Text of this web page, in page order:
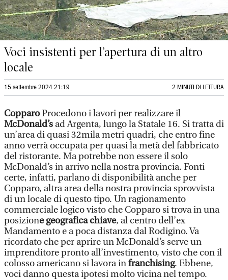
Voci insistenti per l’apertura di un altro
locale
15 settembre 2024 21:19 2 MINUTI DI LETTURA
CopparoProcedono i lavori per realizzare il
McDonald’s ad Argenta, lungo la Statale 16. Si tratta di
un’area di quasi 32mila metri quadri, che entro fine
anno verrà occupata per quasi la metà del fabbricato
del ristorante. Ma potrebbe non essere il solo
McDonald’s in arrivo nella nostra provincia. Fonti
certe, infatti, parlano di disponibilità anche per
Copparo, altra area della nostra provincia sprovvista
di un locale di questo tipo. Un ragionamento
commerciale logico visto che Copparo si trova in una
posizione geografica chiave, al centro dell’ex
Mandamento e a poca distanza dal Rodigino. Va
ricordato che per aprire un McDonald’s serve un
imprenditore pronto all’investimento, visto che con il
colosso americano si lavora infranchising. Ebbene,
voci danno questa ipotesi molto vicina nel tempo.